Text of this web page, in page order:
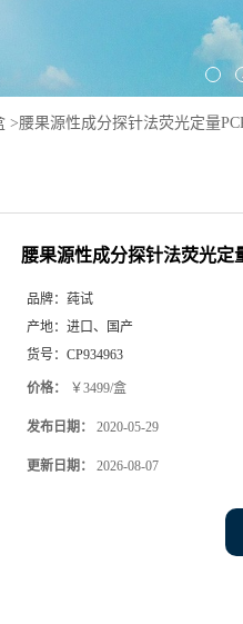
> 腰果源性成分探针法荧光定量
腰果源性成分探针法荧光定
品牌： 莼试
产地： 进口、国产
货号： CP934963
价格： ￥3499/盒
发布日期： 2020-05-29
更新日期： 2026-08-07